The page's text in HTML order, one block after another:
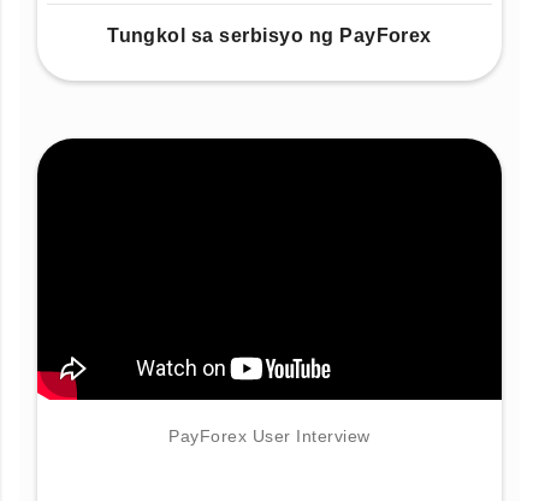
Tungkol sa serbisyo ng PayForex
PayForex User Interview